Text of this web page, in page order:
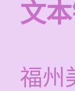
文本
福州